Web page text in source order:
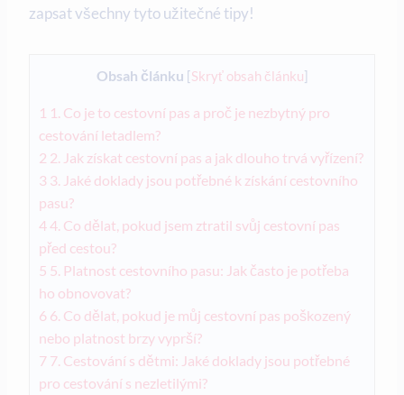
zapsat všechny tyto užitečné tipy!
Obsah článku [Skryť obsah článku]
1 1. Co je to cestovní pas a proč je nezbytný pro
cestování letadlem?
2 2. Jak získat cestovní pas a jak dlouho trvá vyřízení?
3 3. Jaké doklady jsou potřebné k získání cestovního
pasu?
4 4. Co dělat, pokud jsem ztratil svůj cestovní pas
před cestou?
5 5. Platnost cestovního pasu: Jak často je potřeba
ho obnovovat?
6 6. Co dělat, pokud je můj cestovní pas poškozený
nebo platnost brzy vyprší?
7 7. Cestování s dětmi: Jaké doklady jsou potřebné
pro cestování s nezletilými?